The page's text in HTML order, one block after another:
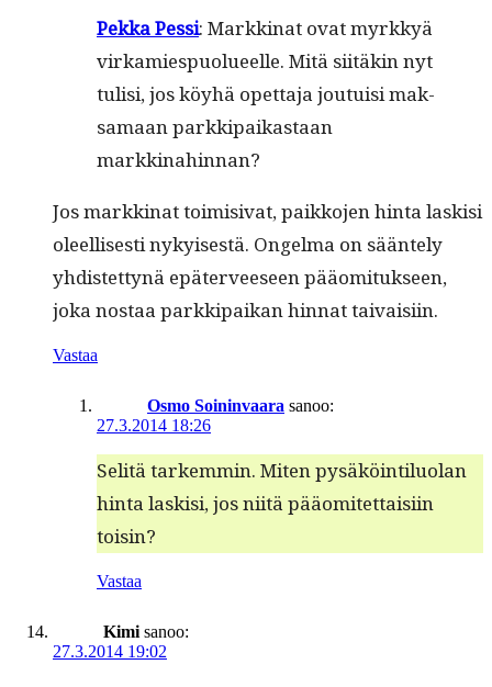
Pekka Pes­si: Markki­nat ovat myrkkyä
virkamiespuolueelle. Mitä siitäkin nyt
tulisi, jos köy­hä opet­ta­ja jou­tu­isi mak­
samaan parkkipaikas­taan
markkinahinnan?
Jos markki­nat toimi­si­vat, paikko­jen hin­ta lask­isi
oleel­lis­es­ti nykyis­es­tä. Ongel­ma on sään­te­ly
yhdis­tet­tynä epäter­veeseen pääomi­tuk­seen,
joka nos­taa parkkipaikan hin­nat taivaisiin.
Vastaa
Osmo Soininvaara sanoo:
27.3.2014 18:26
Selitä tarkem­min. Miten pysäköin­tilu­olan
hin­ta lask­isi, jos niitä pääomitet­taisi­in
toisin?
Vastaa
Kimi sanoo:
27.3.2014 19:02